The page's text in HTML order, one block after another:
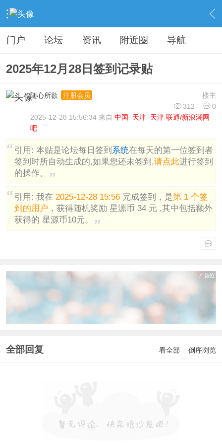
› 分类信息 › 广告灌水 › 内容
门户 论坛 资讯 附近圈 导航
2025年12月28日签到记录贴
楼主
随心所欲
注册会员
312
0
2025-12-28 15:56:34 来自 中国–天津–天津 联通/新浪潮网
吧
引用: 本贴是论坛每日签到 系统在每天的第一位签到者
签到时所自动生成的,如果您还未签到,请点此进行签到
的操作。
引用: 我在 2025-12-28 15:56完成签到，是第 1 个签
到的用户 ，获得随机奖励 星源币 34 元 ,其中包括额外
获得的 星源币10元。
全部回复 看全部 倒序浏览